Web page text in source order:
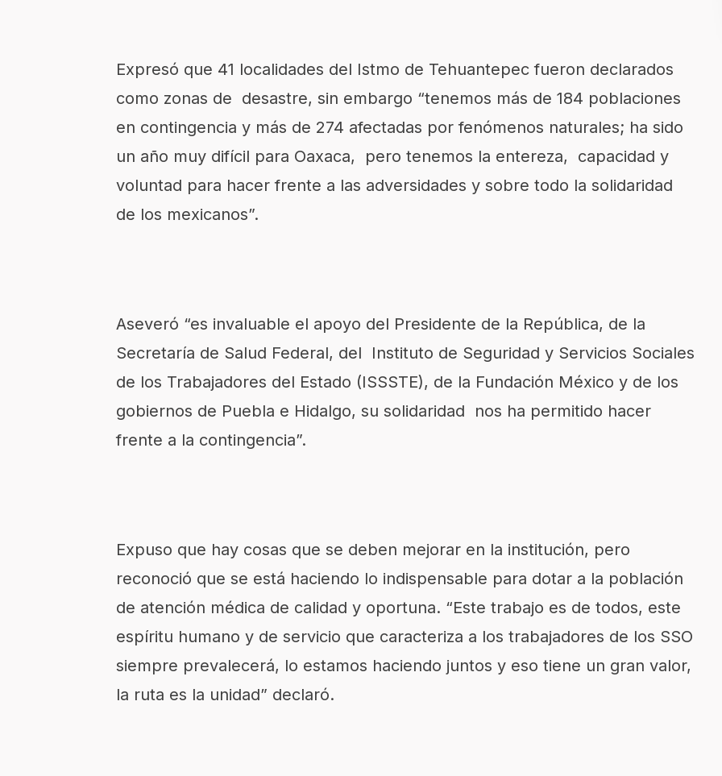
Expresó que 41 localidades del Istmo de Tehuantepec fueron declarados
como zonas de desastre, sin embargo “tenemos más de 184 poblaciones
en contingencia y más de 274 afectadas por fenómenos naturales; ha sido
un año muy difícil para Oaxaca, pero tenemos la entereza, capacidad y
voluntad para hacer frente a las adversidades y sobre todo la solidaridad
de los mexicanos”.
Aseveró “es invaluable el apoyo del Presidente de la República, de la
Secretaría de Salud Federal, del Instituto de Seguridad y Servicios Sociales
de los Trabajadores del Estado (ISSSTE), de la Fundación México y de los
gobiernos de Puebla e Hidalgo, su solidaridad nos ha permitido hacer
frente a la contingencia”.
Expuso que hay cosas que se deben mejorar en la institución, pero
reconoció que se está haciendo lo indispensable para dotar a la población
de atención médica de calidad y oportuna. “Este trabajo es de todos, este
espíritu humano y de servicio que caracteriza a los trabajadores de los SSO
siempre prevalecerá, lo estamos haciendo juntos y eso tiene un gran valor,
la ruta es la unidad” declaró.